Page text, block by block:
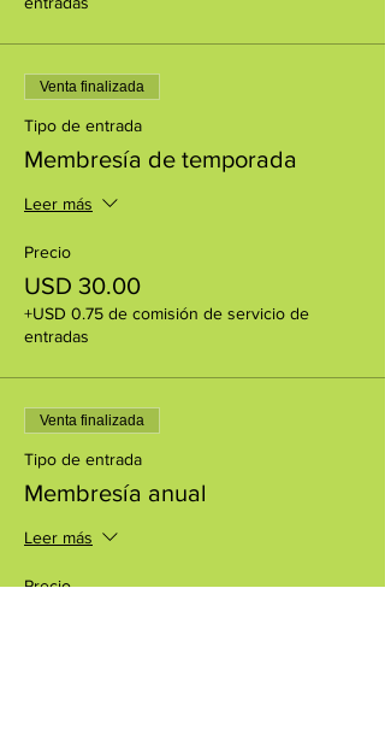
Venta finalizada
Tipo de entrada
Membresía de temporada
Leer más
Precio
USD 30.00
+USD 0.75 de comisión de servicio de
entradas
Venta finalizada
Tipo de entrada
Membresía anual
Leer más
Precio